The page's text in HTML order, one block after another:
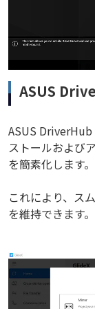
ASUS
ASUS
ストールおよび
を簡素化します。
これにより、ス
を維持できます。